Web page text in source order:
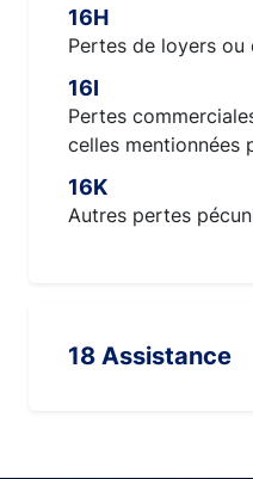
16H
Pertes de loyers ou
16I
Pertes
celles mentionnées
16K
Autres pertes
18 Assistance